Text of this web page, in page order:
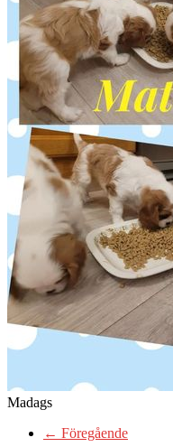
Madags
← Föregående